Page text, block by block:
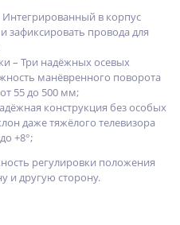
в корпус
зафиксировать провода для
– Три надёжных осевых
манёвренного поворота
55 до 500 мм;
конструкция без особых
даже тяжёлого телевизора
+8°;
регулировки положения
и другую сторону.